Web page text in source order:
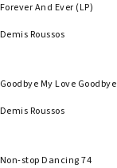
Forever And Ever (LP)
Demis Roussos
Goodbye My Love Goodbye
Demis Roussos
Non-stop Dancing 74